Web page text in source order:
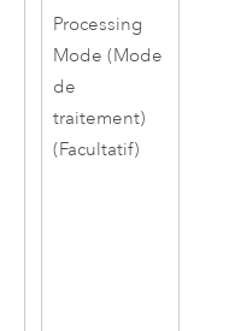
Processing
Mode (Mode
de
traitement)
(Facultatif)